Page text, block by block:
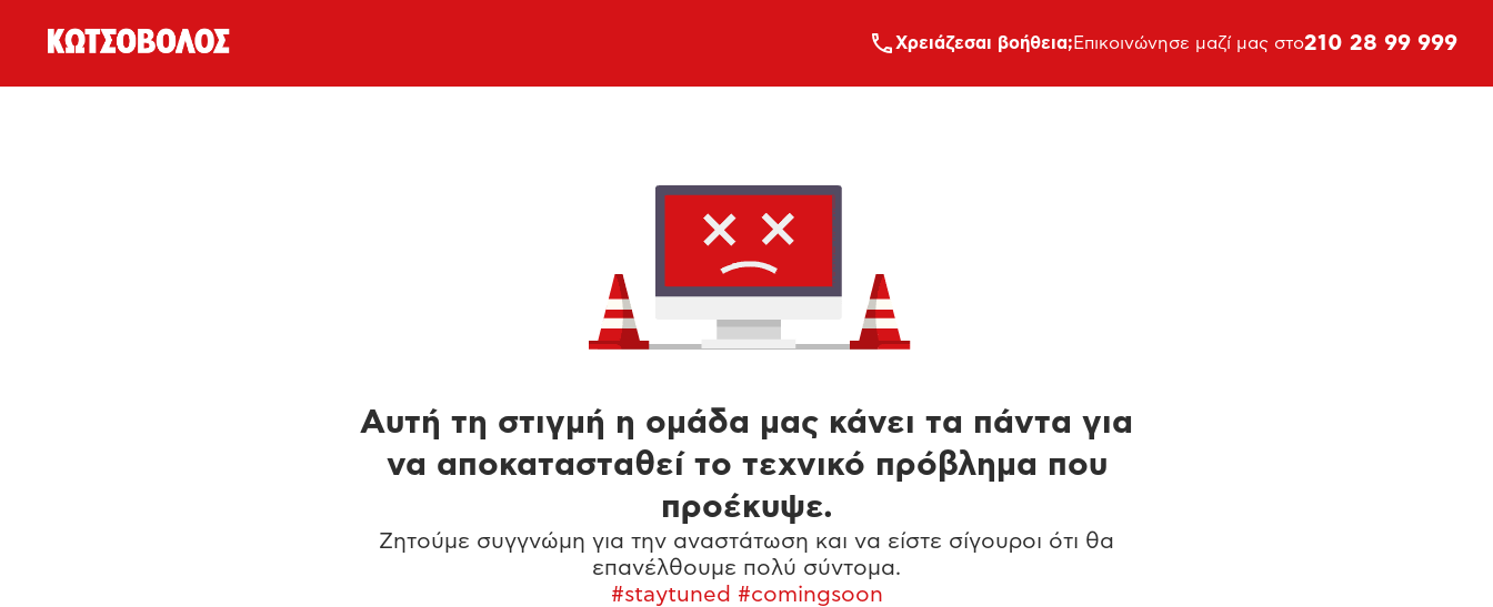
Xρειάζεσαι βοήθεια; Επικοινώνησε μαζί μας στο210 28 99 999
Αυτή τη στιγμή η ομάδα μας κάνει τα πάντα για
να αποκατασταθεί το τεχνικό πρόβλημα που
προέκυψε.
Ζητούμε συγγνώμη για την αναστάτωση και να είστε σίγουροι ότι θα
επανέλθουμε πολύ σύντομα.
#staytuned #comingsoon